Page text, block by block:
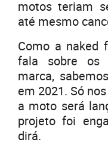
motos teriam
até mesmo
Como a naked
fala sobre os
marca,
em 2021. Só
a moto será
projeto foi
dirá.